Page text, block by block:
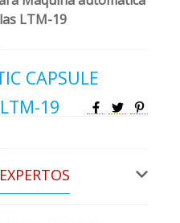
LTM-19
CAPSULE
19